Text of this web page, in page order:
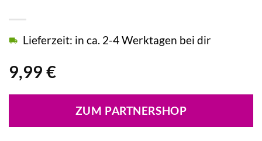
9,99 €
Lieferzeit: in ca. 2-4 Werktagen bei dir
ZUM PARTNERSHOP